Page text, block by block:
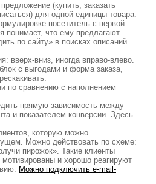
(купить, заказать
для одной единицы товара.
посетитель с первой
понимает, что ему предлагают.
по сайту» в поисках описаний
вверх-вниз, иногда вправо-влево.
с выгодами и форма заказа,
по сравнению с наполнением
прямую зависимость между
и показателем конверсии. Здесь
которую можно
Можно действовать по схеме:
пирожок». Такие клиенты
и хорошо реагируют
Можно подключить e-mail-